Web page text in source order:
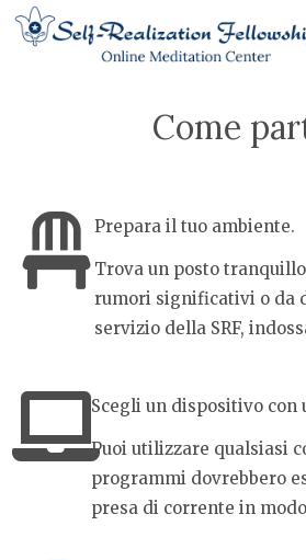
Skip
Come
Prepara il tuo ambiente.
Trova un posto
rumori significativi o da
servizio della SRF,
Scegli un dispositivo
Puoi utilizzare qualsiasi
programmi dovrebbero
presa di corrente in